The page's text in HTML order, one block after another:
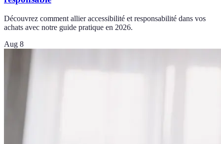
Découvrez comment allier accessibilité et responsabilité dans vos
achats avec notre guide pratique en 2026.
Aug 8